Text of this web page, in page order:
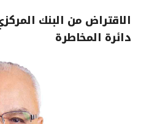
الاقتراض من البنك
دائرة المخاطرة